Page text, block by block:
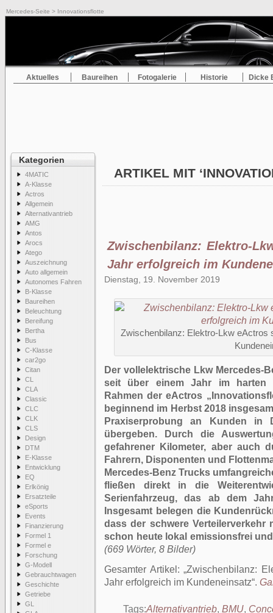
Mercedes-Seite > Innovationsflotte
Aktuelles Baureihen Fotogalerie Historie Dicke
Kategorien
4MATIC
A-Klasse
Actros
Allgemein
Alternativantrieb
AMG
Antos
Arocs
Atego
Auszeichnung
Auto allgemein
Autonomes Fahren
B-Klasse
Baureihen
Beleuchtung
Bereifung
Bertha
Bus
C-Klasse
car2go
Citan
CL
CLA
Classic
CLC
CLK
CLS
Design
DTM
E-Klasse
Entwicklung
EQ
Erlkönig
Ersatzteile
eSports
Events
Finanzierung
Formel 1
Formel e
Forschung
G-Modell
Gebrauchtwagen
Geschichte
Getriebe
GL
ARTIKEL MIT
Zwischenbilanz: Elektro-
Jahr erfolgreich im
Dienstag, 19. November 2019
Zwischenbilanz: Elektro-Lkw eActros
Der vollelektrische Lkw Mercedes-
seit über einem Jahr im harten
Rahmen der eActros
beginnend im Herbst 2018
Praxiserprobung an Kunden in
übergeben. Durch die
gefahrener Kilometer, aber auch
Fahrern, Disponenten und
Mercedes-Benz Trucks
fließen direkt in die
Serienfahrzeug, das ab dem
Insgesamt belegen die
dass der schwere Verteilerverkehr
schon heute lokal emissionsfrei
(669 Wörter, 8 Bilder)
Gesamter Artikel: Zwischenbilanz:
Jahr erfolgreich im Kundeneinsatz .
Tags:Alternativantrieb, BMU,